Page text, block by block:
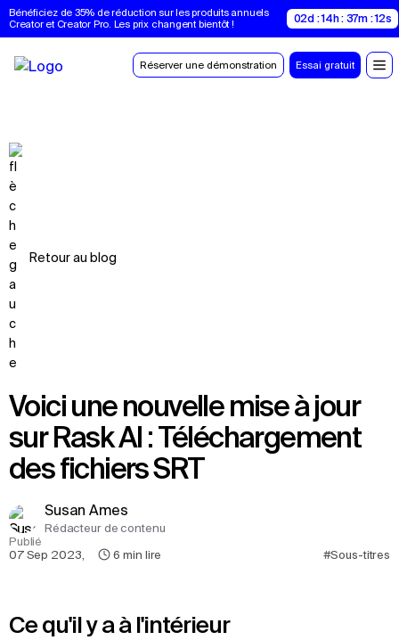
Bénéficiez de 35% de réduction sur les produits annuels
Creator et Creator Pro. Les prix changent bientôt !
02d : 14h : 37m : 12s
Réserver une démonstration Essai gratuit
Retour au blog
Voici une nouvelle mise à jour
sur Rask AI : Téléchargement
des fichiers SRT
Susan Ames
Rédacteur de contenu
Publié
07 Sep 2023, 6 min lire #Sous-titres
Ce qu'il y a à l'intérieur